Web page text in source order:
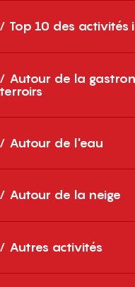
Top 10 des activités
Autour de la
terroirs
Autour de l'eau
Autour de la neige
Autres activités
Cedex